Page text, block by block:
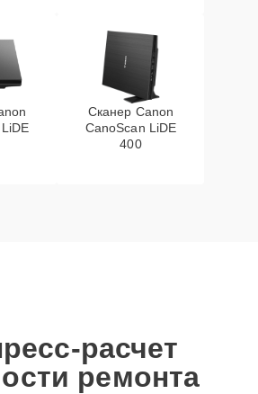
Сканер Canon
CanoScan LiDE
400
расчет
ремонта